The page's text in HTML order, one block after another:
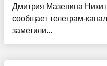
Дмитрия Мазепина
сообщает телеграм-
заметили...